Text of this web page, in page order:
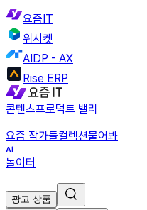
요즘IT
위시켓
AIDP - AX
Rise ERP
콘텐츠프로덕트 밸리
요즘 작가들컬렉션물어봐
놀이터
광고 상품